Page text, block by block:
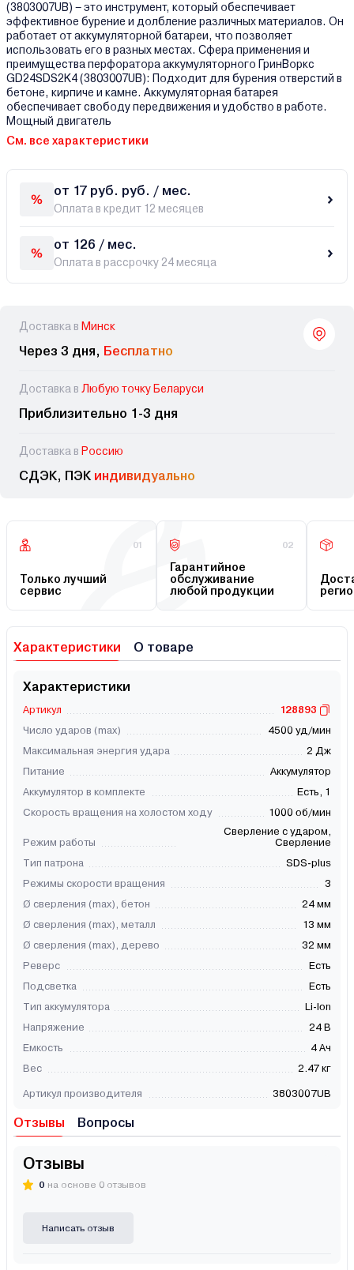
(3803007UB) – это инструмент, который обеспечивает
эффективное бурение и долбление различных материалов. Он
работает от аккумуляторной батареи, что позволяет
использовать его в разных местах. Сфера применения и
преимущества перфоратора аккумуляторного ГринВоркс
GD24SDS2K4 (3803007UB): Подходит для бурения отверстий в
бетоне, кирпиче и камне. Аккумуляторная батарея
обеспечивает свободу передвижения и удобство в работе.
Мощный двигатель
См. все характеристики
от 17 руб. руб. / мес.
Оплата в кредит 12 месяцев
от 126 / мес.
Оплата в рассрочку 24 месяца
Доставка в Минск
Через 3 дня, Бесплатно
Доставка в Любую точку Беларуси
Приблизительно 1-3 дня
Доставка в Россию
СДЭК, ПЭК индивидуально
01
Только лучший
сервис
02
Гарантийное
обслуживание
любой продукции
Характеристики О товаре
Характеристики
Артикул
128893
Число ударов (max)
4500 уд/мин
Максимальная энергия удара
2 Дж
Питание
Аккумулятор
Аккумулятор в комплекте
Есть, 1
Скорость вращения на холостом ходу
1000 об/мин
Режим работы
Сверление с ударом,
Сверление
Тип патрона
SDS-plus
Режимы скорости вращения
3
Ø сверления (max), бетон
24 мм
Ø сверления (max), металл
13 мм
Ø сверления (max), дерево
32 мм
Реверс
Есть
Подсветка
Есть
Тип аккумулятора
Li-Ion
Напряжение
24 В
Емкость
4 Ач
Вес
2.47 кг
Артикул производителя 3803007UB
Отзывы Вопросы
Отзывы
0 на основе 0 отзывов
Написать отзыв